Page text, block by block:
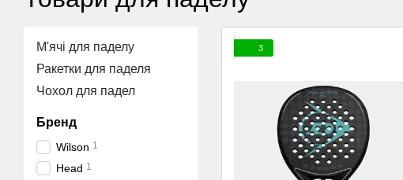
3
М'ячі для паделу
Ракетки для паделя
Чохол для падел
Бренд
Wilson 1
Head 1